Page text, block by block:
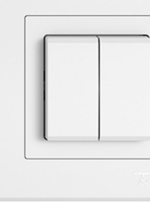
Wand­leuchten
System­kom­po­nenten